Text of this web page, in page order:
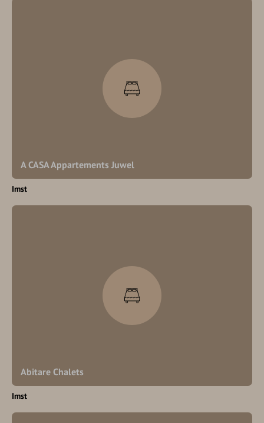
A CASA Appartements Juwel
Imst
Abitare Chalets
Imst